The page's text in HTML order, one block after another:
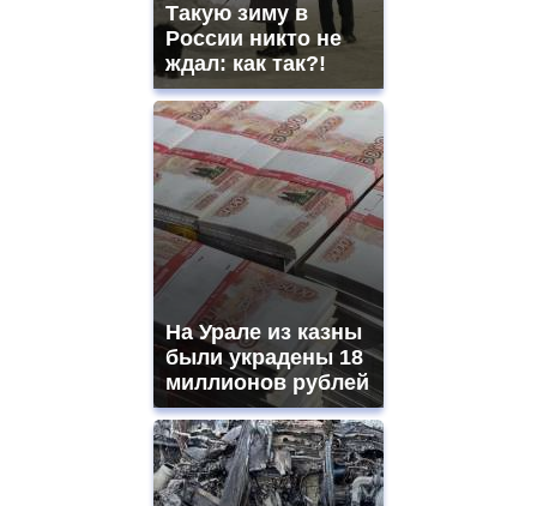
Такую зиму в
России никто не
ждал: как так?!
На Урале из казны
были украдены 18
миллионов рублей